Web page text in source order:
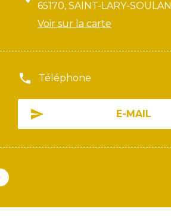
65170, SAINT-LARY-
Voir sur la carte
Téléphone
E-MAIL